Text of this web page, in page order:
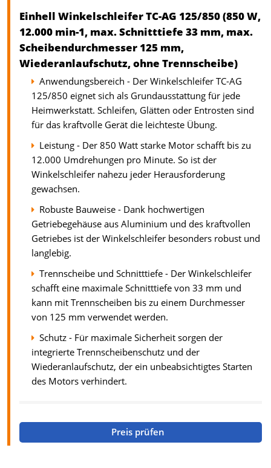
Einhell Winkelschleifer TC-AG 125/850 (850 W,
12.000 min-1, max. Schnitttiefe 33 mm, max.
Scheibendurchmesser 125 mm,
Wiederanlaufschutz, ohne Trennscheibe)
Anwendungsbereich - Der Winkelschleifer TC-AG
125/850 eignet sich als Grundausstattung für jede
Heimwerkstatt. Schleifen, Glätten oder Entrosten sind
für das kraftvolle Gerät die leichteste Übung.
Leistung - Der 850 Watt starke Motor schafft bis zu
12.000 Umdrehungen pro Minute. So ist der
Winkelschleifer nahezu jeder Herausforderung
gewachsen.
Robuste Bauweise - Dank hochwertigen
Getriebegehäuse aus Aluminium und des kraftvollen
Getriebes ist der Winkelschleifer besonders robust und
langlebig.
Trennscheibe und Schnitttiefe - Der Winkelschleifer
schafft eine maximale Schnitttiefe von 33 mm und
kann mit Trennscheiben bis zu einem Durchmesser
von 125 mm verwendet werden.
Schutz - Für maximale Sicherheit sorgen der
integrierte Trennscheibenschutz und der
Wiederanlaufschutz, der ein unbeabsichtigtes Starten
des Motors verhindert.
Preis prüfen